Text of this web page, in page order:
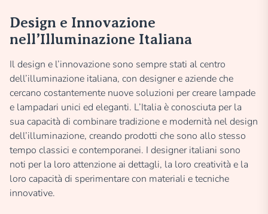
Design e Innovazione
nell’Illuminazione Italiana
Il design e l’innovazione sono sempre stati al centro
dell’illuminazione italiana, con designer e aziende che
cercano costantemente nuove soluzioni per creare lampade
e lampadari unici ed eleganti. L’Italia è conosciuta per la
sua capacità di combinare tradizione e modernità nel design
dell’illuminazione, creando prodotti che sono allo stesso
tempo classici e contemporanei. I designer italiani sono
noti per la loro attenzione ai dettagli, la loro creatività e la
loro capacità di sperimentare con materiali e tecniche
innovative.